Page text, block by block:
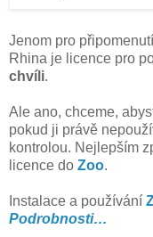
Jenom pro
Rhina je licence pro
chvíli.
Ale ano, chceme,
pokud ji právě
kontrolou. Nejlepším
licence do Zoo.
Instalace a používání
Podrobnosti…